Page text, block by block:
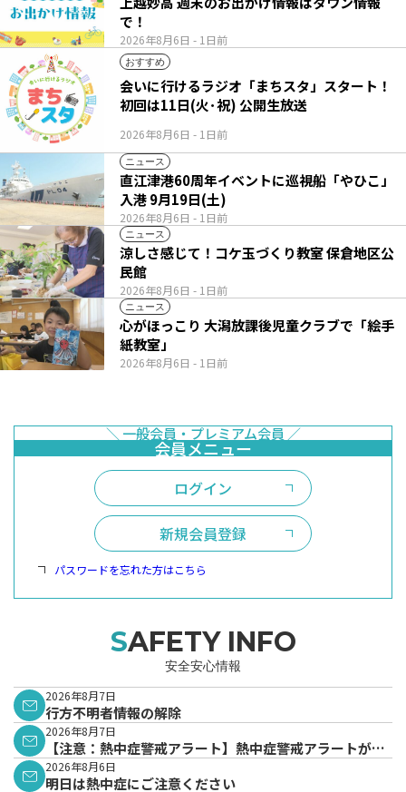
2026年8月6日 - 1日前
で！
おすすめ
2026年8月6日 - 1日前
会いに行けるラジオ「まちスタ」スタート！
初回は11日(火･祝) 公開生放送
ニュース
2026年8月6日 - 1日前
直江津港60周年イベントに巡視船「やひこ」
入港 9月19日(土)
ニュース
2026年8月6日 - 1日前
涼しさ感じて！コケ玉づくり教室 保倉地区公
民館
ニュース
2026年8月6日 - 1日前
心がほっこり 大潟放課後児童クラブで「絵手
紙教室」
ログイン
新規会員登録
パスワードを忘れた方はこちら
SAFETY INFO
安全安心情報
2026年8月7日
行方不明者情報の解除
2026年8月7日
【注意：熱中症警戒アラート】熱中症警戒アラートが発
表されています。
2026年8月6日
明日は熱中症にご注意ください